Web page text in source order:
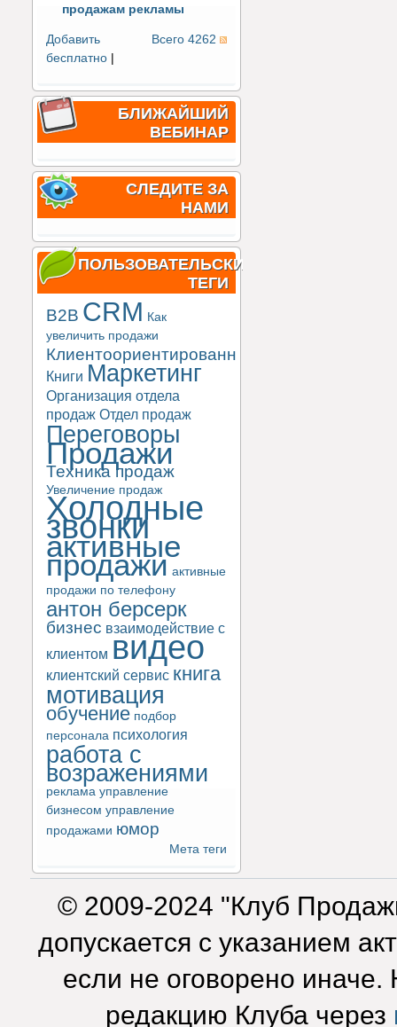
продажам рекламы
Всего 4262
Добавить
бесплатно
БЛИЖАЙШИЙ
ВЕБИНАР
СЛЕДИТЕ ЗА
НАМИ
ПОЛЬЗОВАТЕЛЬСКИЕ
ТЕГИ
B2B CRM Как
увеличить продажи
Клиентоориентированность
Книги Маркетинг
Организация отдела
продаж Отдел продаж
Переговоры
Продажи
Техника продаж
Увеличение продаж
Холодные
звонки
активные
продажи активные
продажи по телефону
антон берсерк
бизнес взаимодействие с
клиентом видео
клиентский сервис книга
мотивация
обучение подбор
персонала психология
работа с
возражениями
реклама управление
бизнесом управление
продажами юмор
Мета теги
© 2009-2024 "Клуб
допускается с указанием
если не оговорено
редакцию Клуба через